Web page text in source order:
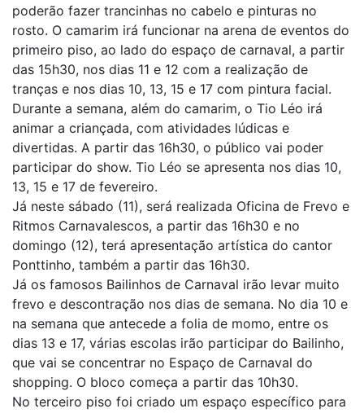
poderão fazer trancinhas no cabelo e pinturas no
rosto. O camarim irá funcionar na arena de eventos do
primeiro piso, ao lado do espaço de carnaval, a partir
das 15h30, nos dias 11 e 12 com a realização de
tranças e nos dias 10, 13, 15 e 17 com pintura facial.
Durante a semana, além do camarim, o Tio Léo irá
animar a criançada, com atividades lúdicas e
divertidas. A partir das 16h30, o público vai poder
participar do show. Tio Léo se apresenta nos dias 10,
13, 15 e 17 de fevereiro.
Já neste sábado (11), será realizada Oficina de Frevo e
Ritmos Carnavalescos, a partir das 16h30 e no
domingo (12), terá apresentação artística do cantor
Ponttinho, também a partir das 16h30.
Já os famosos Bailinhos de Carnaval irão levar muito
frevo e descontração nos dias de semana. No dia 10 e
na semana que antecede a folia de momo, entre os
dias 13 e 17, várias escolas irão participar do Bailinho,
que vai se concentrar no Espaço de Carnaval do
shopping. O bloco começa a partir das 10h30.
No terceiro piso foi criado um espaço específico para